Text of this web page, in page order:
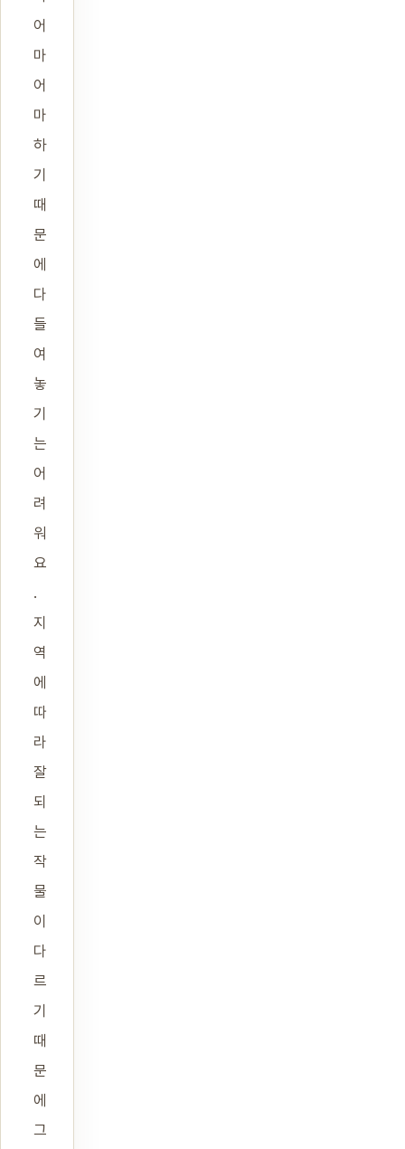
어
마
어
마
하
기
때
문
에
다
들
여
놓
기
는
어
려
워
요
.
지
역
에
따
라
잘
되
는
작
물
이
다
르
기
때
문
에
그